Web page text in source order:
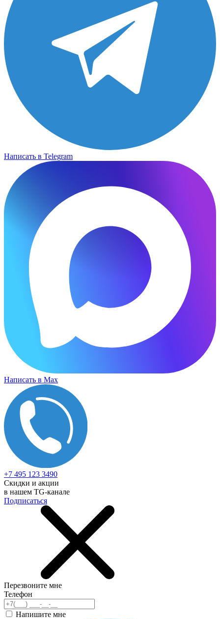
Написать в Telegram
Написать в Max
+7 495 123 3490
Скидки и акции
в нашем TG-канале
Подписаться
Перезвоните мне
Телефон
Напишите мне